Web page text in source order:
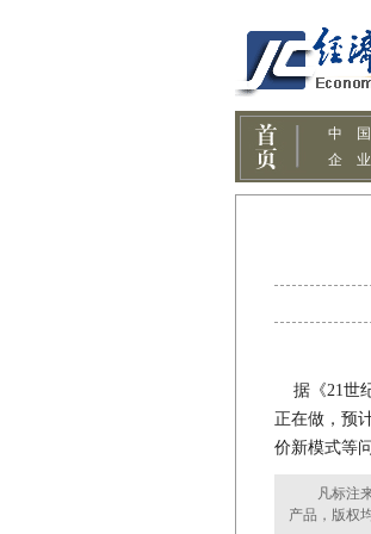
据《21世
正在做，预
价新模式等
凡标注来
产品，版权